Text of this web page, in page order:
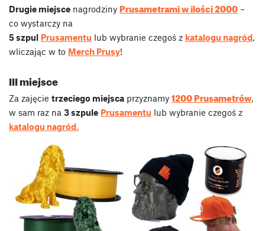
Drugie miejsce nagrodziny Prusametrami w ilości 2000 –
co wystarczy na
5 szpul Prusamentu lub wybranie czegoś z katalogu nagród,
wliczając w to Merch Prusy!
III miejsce
Za zajęcie trzeciego miejsca przyznamy 1200 Prusametrów,
w sam raz na 3 szpule Prusamentu lub wybranie czegoś z
katalogu nagród.